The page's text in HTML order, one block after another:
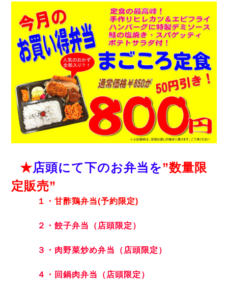
★店頭にて下のお弁当を”数量限
定販売”
１・甘酢鶏弁当(予約限定)
２・餃子弁当（店頭限定）
３・肉野菜炒め弁当（店頭限定）
４・回鍋肉弁当（店頭限定）